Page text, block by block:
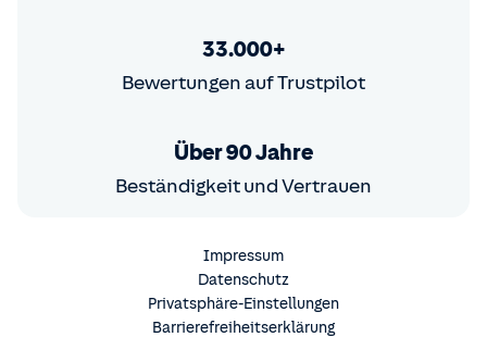
33.000+
Bewertungen auf Trustpilot
Über 90 Jahre
Beständigkeit und Vertrauen
Impressum
Datenschutz
Privatsphäre-Einstellungen
Barrierefreiheitserklärung